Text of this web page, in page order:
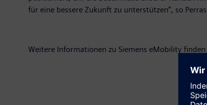
für eine bessere Zukunft zu unterstützen“, so
Weitere Informationen zu Siemens eMobility finden